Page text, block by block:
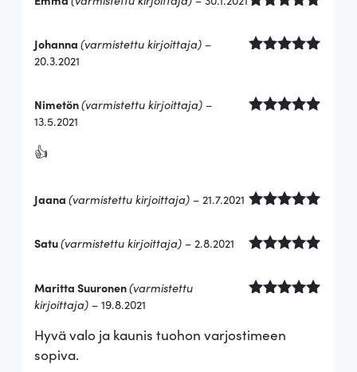
tuotteesta:
5/ 5
Johanna(varmistettu kirjoittaja) –
20.3.2021
Nimetön(varmistettu kirjoittaja) –
13.5.2021
👍
tuotteesta:
5/ 5
Jaana(varmistettu kirjoittaja) – 21.7.2021
5/ 5
Satu(varmistettu kirjoittaja) – 2.8.2021
5/ 5
Maritta Suuronen(varmistettu
kirjoittaja) – 19.8.2021
Hyvä valo ja kaunis tuohon varjostimeen
sopiva.